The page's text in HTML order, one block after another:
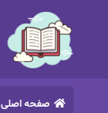
صفحه اصلی